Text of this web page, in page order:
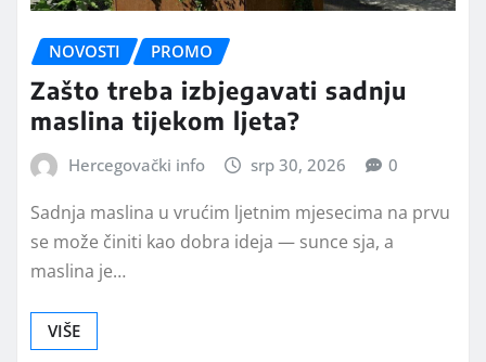
NOVOSTI PROMO
Zašto treba izbjegavati sadnju
maslina tijekom ljeta?
Hercegovački info srp 30, 2026 0
Sadnja maslina u vrućim ljetnim mjesecima na prvu
se može činiti kao dobra ideja — sunce sja, a
maslina je…
VIŠE